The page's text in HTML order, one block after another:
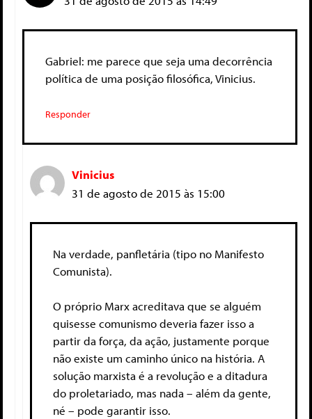
Gabriel: me parece que seja uma decorrência
política de uma posição filosófica, Vinicius.
Responder
Vinicius
31 de agosto de 2015 às 15:00
Na verdade, panfletária (tipo no Manifesto
Comunista).
O próprio Marx acreditava que se alguém
quisesse comunismo deveria fazer isso a
partir da força, da ação, justamente porque
não existe um caminho único na história. A
solução marxista é a revolução e a ditadura
do proletariado, mas nada – além da gente,
né – pode garantir isso.